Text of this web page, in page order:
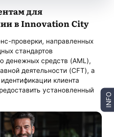
для
в Innovation City
проверки, направленных
стандартов
денежных средств (AML),
деятельности (CFT), а
клиента
установленный
INFO